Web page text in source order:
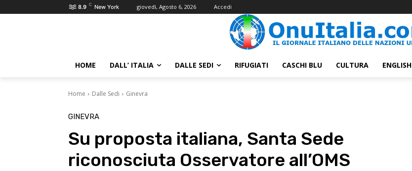
8.9 C New York giovedì, Agosto 6, 2026 Accedi
HOME DALL’ ITALIA DALLE SEDI RIFUGIATI CASCHI BLU CULTURA ENGLISH
Home Dalle Sedi Ginevra
GINEVRA
Su proposta italiana, Santa Sede
riconosciuta Osservatore all’OMS